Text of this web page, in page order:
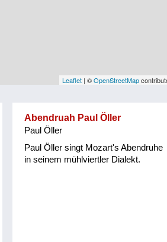
Leaflet | ©OpenStreetMap
Abendruah Paul Öller
Paul Öller
Paul Öller singt Mozart's Abendruhe
in seinem mühlviertler Dialekt.